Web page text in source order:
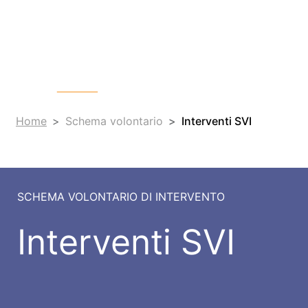
Home Schema volontario Interventi SVI
SCHEMA VOLONTARIO DI INTERVENTO
Interventi SVI